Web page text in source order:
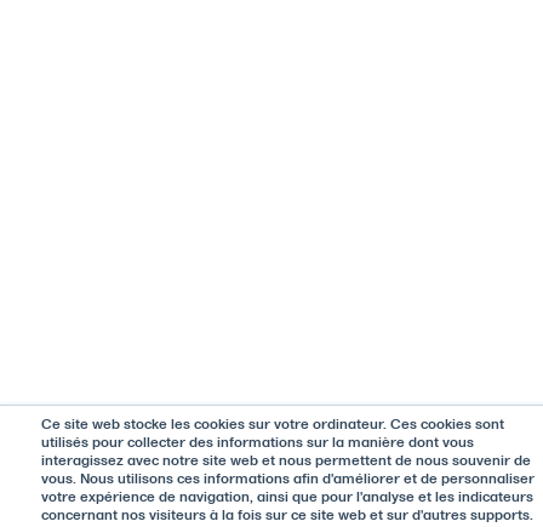
Ce site web stocke les cookies sur votre ordinateur. Ces cookies sont
utilisés pour collecter des informations sur la manière dont vous
interagissez avec notre site web et nous permettent de nous souvenir de
vous. Nous utilisons ces informations afin d'améliorer et de personnaliser
votre expérience de navigation, ainsi que pour l'analyse et les indicateurs
concernant nos visiteurs à la fois sur ce site web et sur d'autres supports.